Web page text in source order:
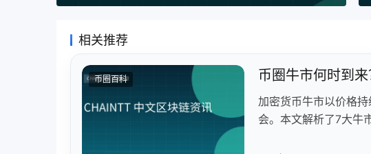
相关推荐
币圈百科 币圈牛市何时到
加密货币牛市以价格
会。本文解析了7大牛